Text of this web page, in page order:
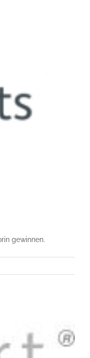
gewinnen.